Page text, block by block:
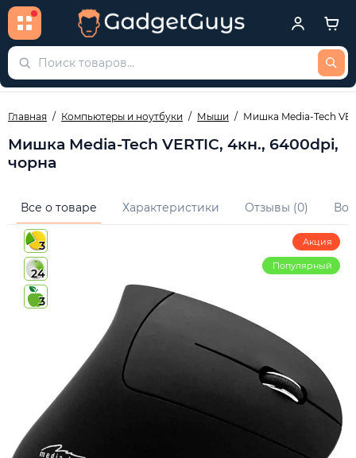
Главная Компьютеры и ноутбуки Мыши Мишка Media-Tech
Мишка Media-Tech VERTIC, 4кн., 6400dpi,
чорна
Все о товаре Характеристики Отзывы (0)
3
24
3
Акция
Популярный